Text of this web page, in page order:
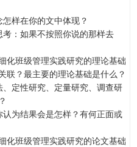
样在你的文中体现？
：如果不按照你说的那样去
化班级管理实践研究的理论基础
联？最主要的理论基础是什么？
定性研究、定量研究、调查研
为结果会是怎样？有何正面或
化班级管理实践研究的论文基础